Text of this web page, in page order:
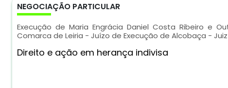
NEGOCIAÇÃO PARTICULAR
Execução de Maria Engrácia Daniel Costa Ribeiro e
Comarca de Leiria - Juízo de Execução de Alcobaça -
Direito e ação em herança indivisa